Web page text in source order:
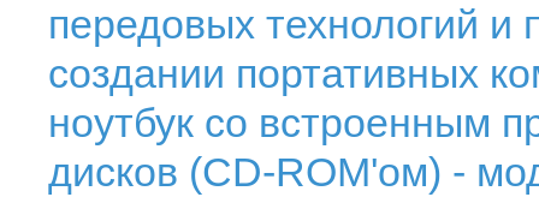
передовых технологий
создании портативных
ноутбук со встроенным
дисков (СD-ROM'ом) -